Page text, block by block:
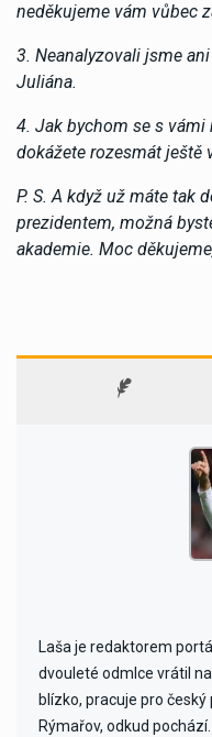
neděkujeme vám vůbec
3. Neanalyzovali jsme
Juliána.
4. Jak bychom se s vámi
dokážete rozesmát ještě
P. S. A když už máte tak
prezidentem, možná
akademie. Moc
Laša je redaktorem
dvouleté odmlce vrátil
blízko, pracuje pro
Rýmařov, odkud